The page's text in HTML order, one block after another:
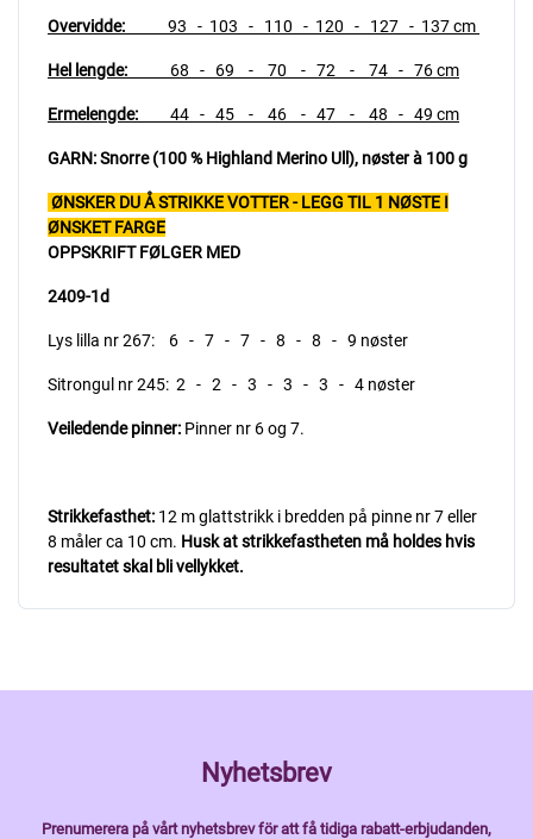
Overvidde: 93 - 103 - 110 - 120 - 127 - 137 cm
Hel lengde: 68 - 69 - 70 - 72 - 74 - 76 cm
Ermelengde: 44 - 45 - 46 - 47 - 48 - 49 cm
GARN: Snorre (100 % Highland Merino Ull), nøster à 100 g
ØNSKER DU Å STRIKKE VOTTER - LEGG TIL 1 NØSTE I
ØNSKET FARGE
OPPSKRIFT FØLGER MED
2409-1d
Lys lilla nr 267: 6 - 7 - 7 - 8 - 8 - 9 nøster
Sitrongul nr 245: 2 - 2 - 3 - 3 - 3 - 4 nøster
Veiledende pinner: Pinner nr 6 og 7.
Strikkefasthet: 12 m glattstrikk i bredden på pinne nr 7 eller
8 måler ca 10 cm. Husk at strikkefastheten må holdes hvis
resultatet skal bli vellykket.
Nyhetsbrev
Prenumerera på vårt nyhetsbrev för att få tidiga rabatt-erbjudanden,